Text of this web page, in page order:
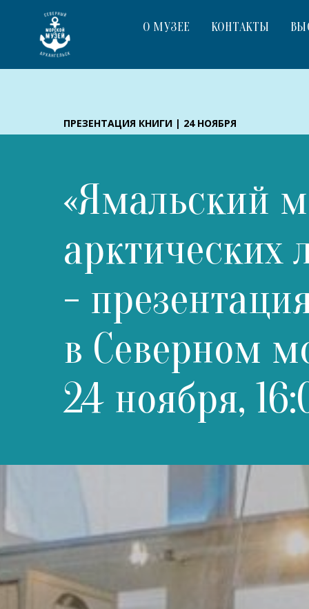
О МУЗЕЕ КОНТАКТЫ
ПРЕЗЕНТАЦИЯ КНИГИ | 24 НОЯБРЯ
«Ямальский
арктических
-
в Северном
24 ноября,